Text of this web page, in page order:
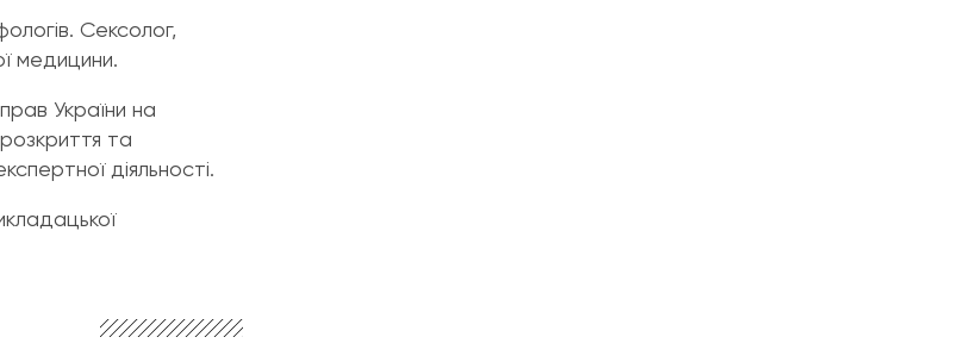
Сексолог,
медицини.
України на
та
діяльності.